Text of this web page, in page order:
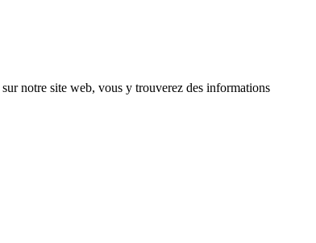
sur notre site web, vous y trouverez des informations